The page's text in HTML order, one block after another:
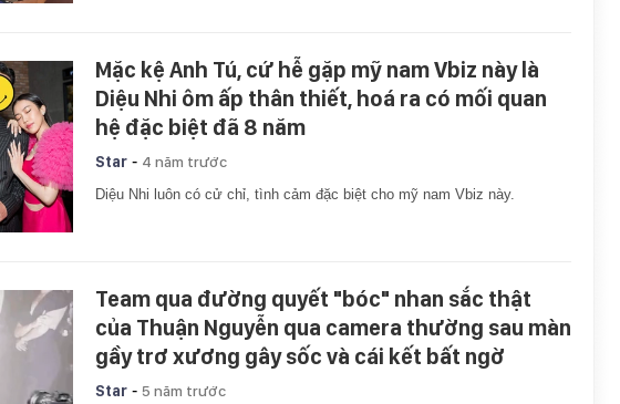
Mặc kệ Anh Tú, cứ hễ gặp mỹ nam Vbiz này là
Diệu Nhi ôm ấp thân thiết, hoá ra có mối quan
hệ đặc biệt đã 8 năm
Star - 4 năm trước
Diệu Nhi luôn có cử chỉ, tình cảm đặc biệt cho mỹ nam Vbiz này.
Team qua đường quyết "bóc" nhan sắc thật
của Thuận Nguyễn qua camera thường sau màn
gầy trơ xương gây sốc và cái kết bất ngờ
Star - 5 năm trước